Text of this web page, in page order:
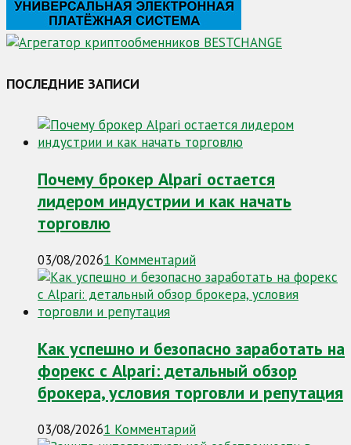
ПОСЛЕДНИЕ ЗАПИСИ
Почему брокер Alpari остается
лидером индустрии и как начать
торговлю
03/08/20261 Комментарий
Как успешно и безопасно заработать на
форекс с Alpari: детальный обзор
брокера, условия торговли и репутация
03/08/20261 Комментарий